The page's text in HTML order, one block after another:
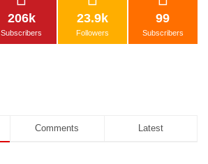
206k
Subscribers
23.9k
Followers
99
Subscribers
Comments Latest